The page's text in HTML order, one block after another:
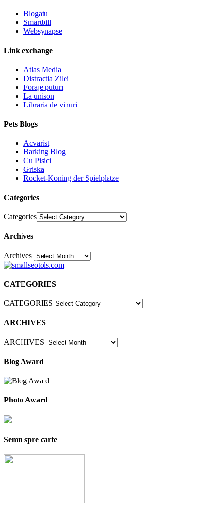
Blogatu
Smartbill
Websynapse
Link exchange
Atlas Media
Distractia Zilei
Foraje puturi
La unison
Libraria de vinuri
Pets Blogs
Acvarist
Barking Blog
Cu Pisici
Griska
Rocket-Koning der Spielplatze
Categories
Categories
Archives
Archives30
CATEGORIES
CATEGORIES
ARCHIVES
ARCHIVES
Blog Award
Photo Award
Semn spre carte